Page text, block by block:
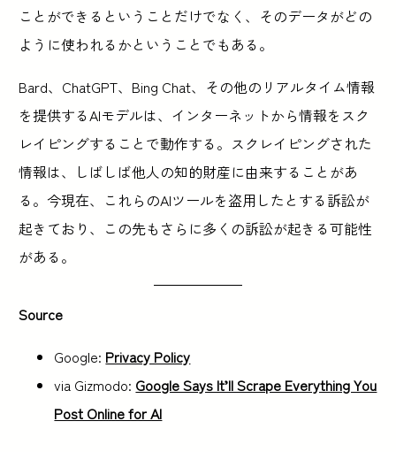
ことができるということだけでなく、そのデータがどの
ように使われるかということでもある。
Bard、ChatGPT、Bing Chat、その他のリアルタイム情報
を提供するAIモデルは、インターネットから情報をスク
レイピングすることで動作する。スクレイピングされた
情報は、しばしば他人の知的財産に由来することがあ
る。今現在、これらのAIツールを盗用したとする訴訟が
起きており、この先もさらに多くの訴訟が起きる可能性
がある。
Source
Google: Privacy Policy
via Gizmodo: Google Says It’ll Scrape Everything You
Post Online for AI